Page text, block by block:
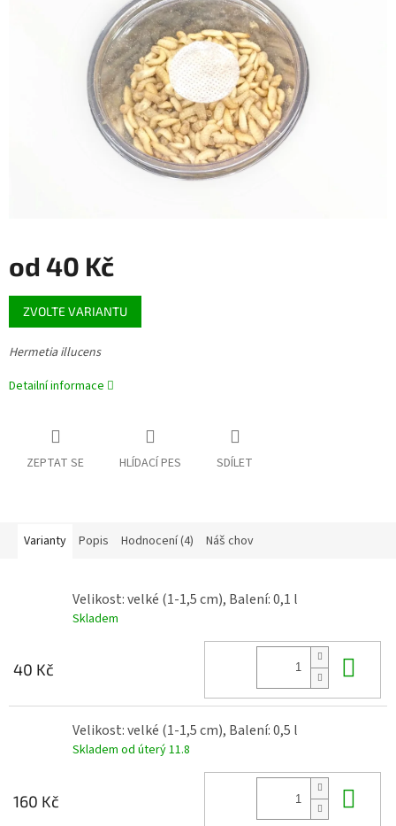
od 40 Kč
Měrná
cena:
ZVOLTE VARIANTU
Hermetia illucens
Detailní informace
ZEPTAT SE HLÍDACÍ PES SDÍLET
Varianty Popis Hodnocení (4) Náš chov
Velikost: velké (1-1,5 cm), Balení: 0,1 l
Skladem
40 Kč
Velikost: velké (1-1,5 cm), Balení: 0,5 l
Skladem od úterý 11.8
160 Kč